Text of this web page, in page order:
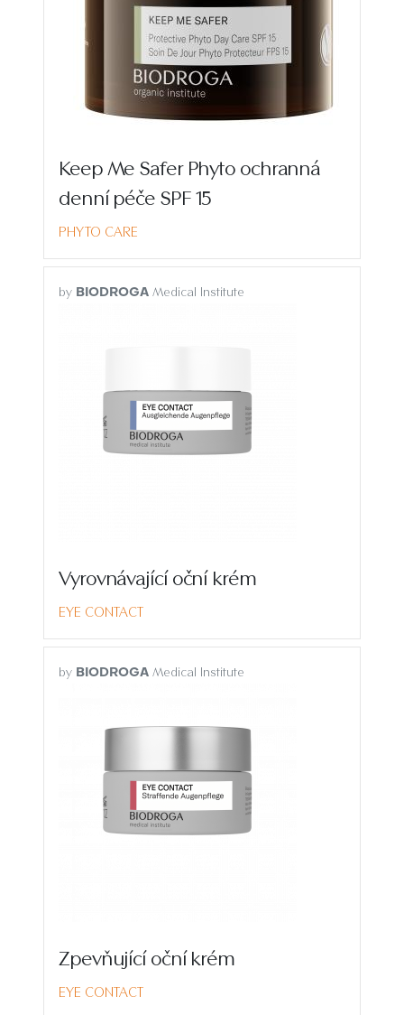
Keep Me Safer Phyto ochranná
denní péče SPF 15
PHYTO CARE
by BIODROGA Medical Institute
Vyrovnávající oční krém
EYE CONTACT
by BIODROGA Medical Institute
Zpevňující oční krém
EYE CONTACT